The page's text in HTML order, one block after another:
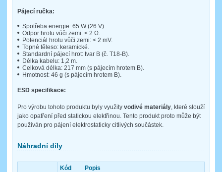
Pájecí ručka:
Spotřeba energie: 65 W (26 V).
Odpor hrotu vůči zemi: < 2 Ω.
Potenciál hrotu vůči zemi: < 2 mV.
Topné těleso: keramické.
Standardní pájecí hrot: tvar B (č. T18-B).
Délka kabelu: 1,2 m.
Celková délka: 217 mm (s pájecím hrotem B).
Hmotnost: 46 g (s pájecím hrotem B).
ESD specifikace:
Pro výrobu tohoto produktu byly využity vodivé materiály, které slouží
jako opatření před statickou elektřinou. Tento produkt proto může být
používán pro pájení elektrostaticky citlivých součástek.
Náhradní díly
Kód
Popis